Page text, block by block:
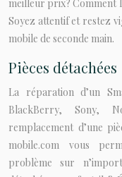
meilleur prix? Comment
Soyez attentif et restez
mobile de seconde main.
Pièces détachées
La réparation d’un
BlackBerry, Sony,
remplacement d’une
mobile.com vous
problème sur